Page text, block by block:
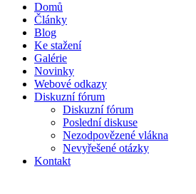
Domů
Články
Blog
Ke stažení
Galérie
Novinky
Webové odkazy
Diskuzní fórum
Diskuzní fórum
Poslední diskuse
Nezodpovězené vlákna
Nevyřešené otázky
Kontakt